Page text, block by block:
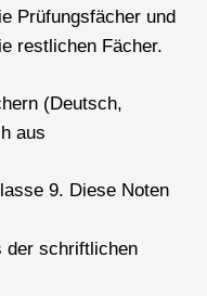
Prüfungsfächer und
restlichen Fächer.
(Deutsch,
aus
9. Diese Noten
der schriftlichen